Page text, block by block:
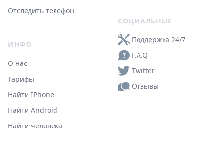
Отследить телефон
ИНФО
О нас
Тарифы
Найти IPhone
Найти Android
Найти человека
СОЦИАЛЬНЫЕ
Поддержка 24/7
F.A.Q
Twitter
Отзывы